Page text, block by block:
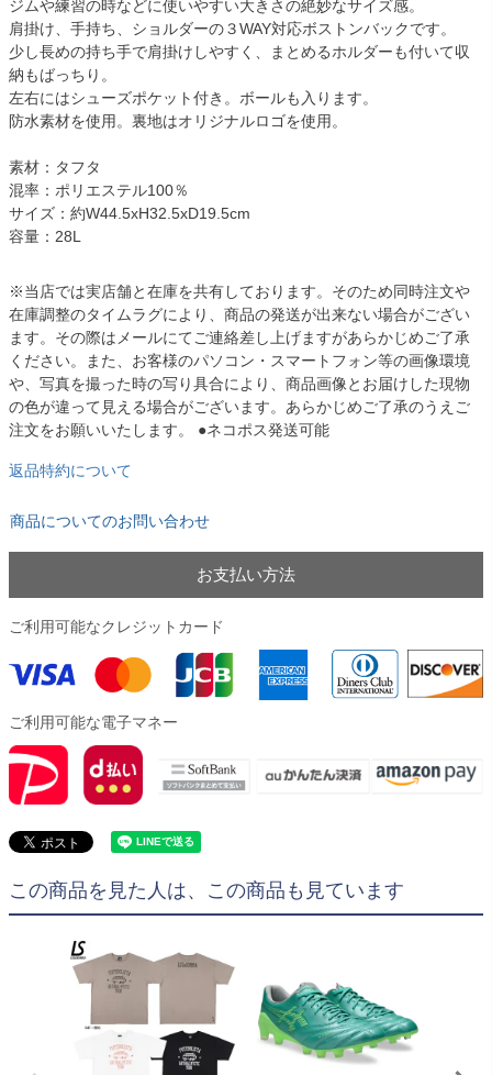
ジムや練習の時などに使いやすい大きさの絶妙なサイズ感。
肩掛け、手持ち、ショルダーの３WAY対応ボストンバックです。
少し長めの持ち手で肩掛けしやすく、まとめるホルダーも付いて収
納もばっちり。
左右にはシューズポケット付き。ボールも入ります。
防水素材を使用。裏地はオリジナルロゴを使用。
素材：タフタ
混率：ポリエステル100％
サイズ：約W44.5xH32.5xD19.5cm
容量：28L
※当店では実店舗と在庫を共有しております。そのため同時注文や
在庫調整のタイムラグにより、商品の発送が出来ない場合がござい
ます。その際はメールにてご連絡差し上げますがあらかじめご了承
ください。また、お客様のパソコン・スマートフォン等の画像環境
や、写真を撮った時の写り具合により、商品画像とお届けした現物
の色が違って見える場合がございます。あらかじめご了承のうえご
注文をお願いいたします。 ●ネコポス発送可能
返品特約について
商品についてのお問い合わせ
お支払い方法
ご利用可能なクレジットカード
ご利用可能な電子マネー
この商品を見た人は、この商品も見ています